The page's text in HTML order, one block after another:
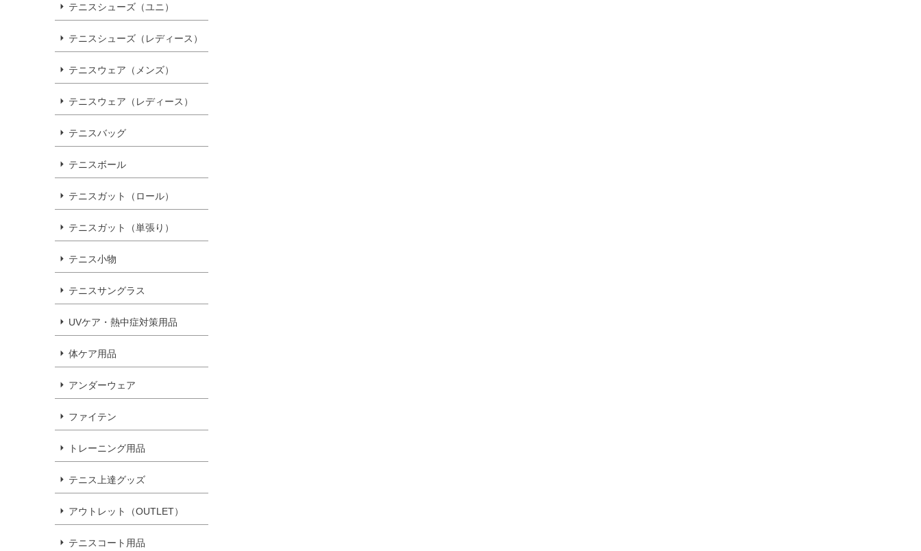
テニスシューズ（ユニ）
テニスシューズ（レディース）
テニスウェア（メンズ）
テニスウェア（レディース）
テニスバッグ
テニスボール
テニスガット（ロール）
テニスガット（単張り）
テニス小物
テニスサングラス
UVケア・熱中症対策用品
体ケア用品
アンダーウェア
ファイテン
トレーニング用品
テニス上達グッズ
アウトレット（OUTLET）
テニスコート用品